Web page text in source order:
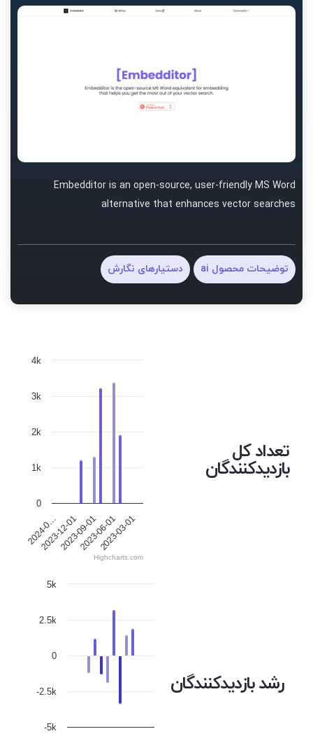
Embedditor is an open-source, user-friendly MS Word
alternative that enhances vector searches
توضیحات محصول ai دستیارهای نگارش
تعداد کل
بازدیدکنندگان
2024-0…
2023-12-012023-09-012023-06-012023-03-01
0
1k
2k
3k
4k
Highcharts.com
رشد بازدیدکنندگان
0
-5k
-2.5k
2.5k
5k